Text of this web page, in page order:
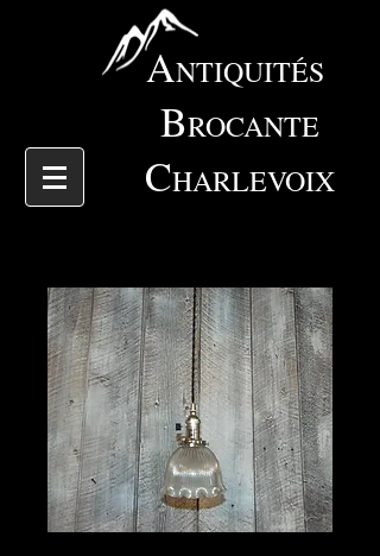
ANTIQUITÉS
BROCANTE
CHARLEVOIX